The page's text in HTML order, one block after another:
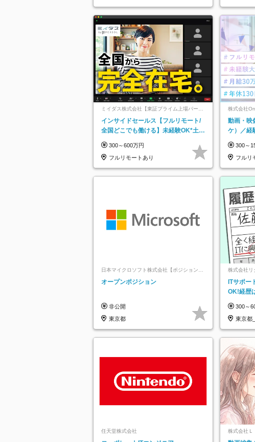
ミイダス株式会社【東証プライム上場パーソ
インサイドセールス【フルリモート/
全国どこでも働ける】未経験OK*土日
300～600万円
フルリモートあり
株式会社
動画・映
ケ）／経
日以上
300～
フルリ
日本マイクロソフト株式会社【ポジションマ
ッチ登録】
オープンポジション
非公開
東京都
株式会社リ
クルートグ
ITサポー
OK!経歴
300～
東京都
阪府…
任天堂株式会社 株式会社